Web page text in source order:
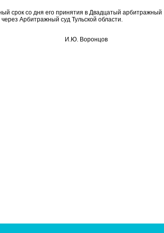
срок со дня его принятия в Двадцатый арбитражный
Арбитражный суд Тульской области.